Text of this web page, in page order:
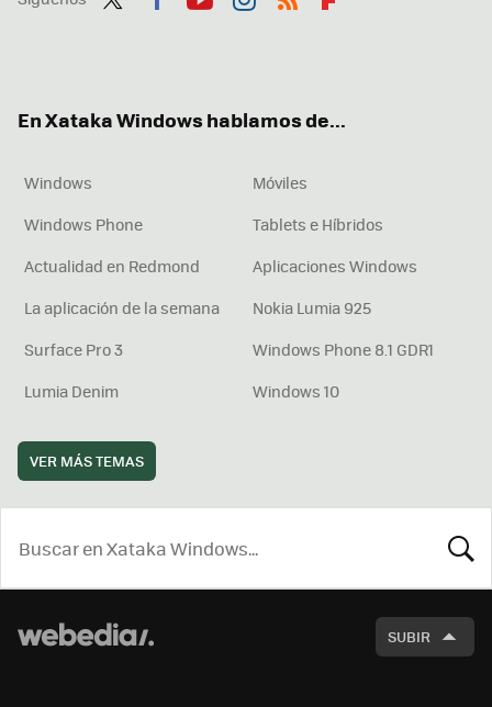
En Xataka Windows hablamos de...
Windows
Móviles
Windows Phone
Tablets e Híbridos
Actualidad en Redmond
Aplicaciones Windows
La aplicación de la semana
Nokia Lumia 925
Surface Pro 3
Windows Phone 8.1 GDR1
Lumia Denim
Windows 10
VER MÁS TEMAS
SUBIR